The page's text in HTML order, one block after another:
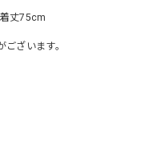
丈75cm
ざいます。